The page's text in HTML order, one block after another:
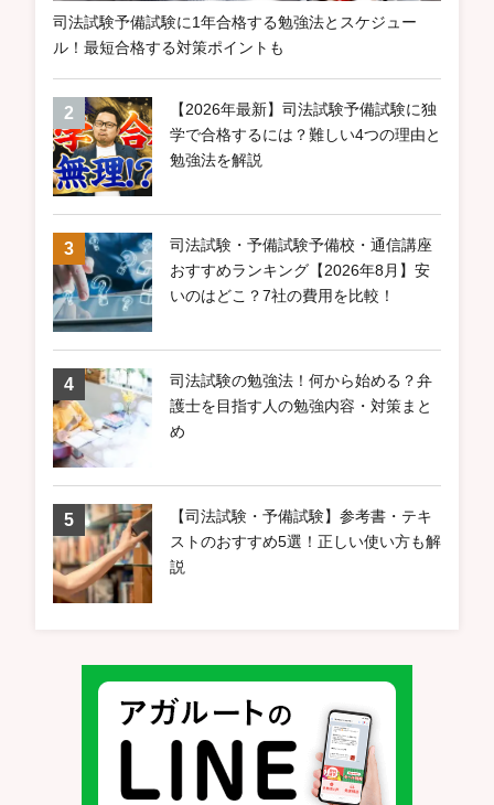
司法試験予備試験に1年合格する勉強法とスケジュー
ル！最短合格する対策ポイントも
【2026年最新】司法試験予備試験に独
学で合格するには？難しい4つの理由と
勉強法を解説
司法試験・予備試験予備校・通信講座
おすすめランキング【2026年8月】安
いのはどこ？7社の費用を比較！
司法試験の勉強法！何から始める？弁
護士を目指す人の勉強内容・対策まと
め
【司法試験・予備試験】参考書・テキ
ストのおすすめ5選！正しい使い方も解
説